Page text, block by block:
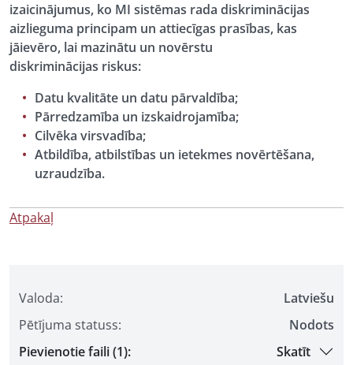
Valoda:
Latviešu
Pētījuma statuss:
Nodots
Pievienotie faili (1):
Skatīt
izaicinājumus, ko MI sistēmas rada diskriminācijas
aizlieguma principam un attiecīgas prasības, kas
jāievēro, lai mazinātu un novērstu
diskriminācijas riskus:
Datu kvalitāte un datu pārvaldība;
Pārredzamība un izskaidrojamība;
Cilvēka virsvadība;
Atbildība, atbilstības un ietekmes novērtēšana,
uzraudzība.
Atpakaļ